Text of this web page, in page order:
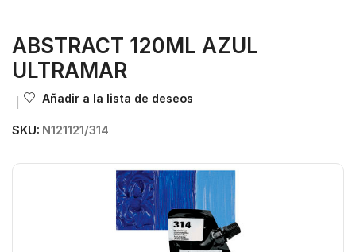
ABSTRACT 120ML AZUL
ULTRAMAR
Añadir a la lista de deseos
SKU: N121121/314